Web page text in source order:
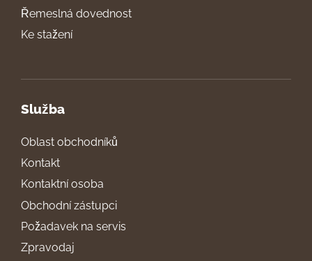
Řemeslná dovednost
Ke stažení
Služba
Oblast obchodníků
Kontakt
Kontaktní osoba
Obchodní zástupci
Požadavek na servis
Zpravodaj